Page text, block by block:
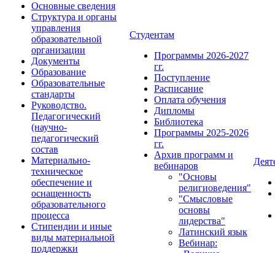
Основные сведения
Структура и органы
управления
образовательной
организации
Документы
Образование
Образовательные
стандарты
Руководство.
Педагогический
(научно-
педагогический
состав
Материально-
техническое
обеспечение и
оснащенность
образовательного
процесса
Стипендии и иные
виды материальной
поддержки
Студентам
Программы 2026-2027
гг.
Поступление
Расписание
Оплата обучения
Дипломы
Библиотека
Программы 2025-2026
гг.
Архив программ и
вебинаров
"Основы
религиоведения"
"Смысловые
основы
лидерства"
Латинский язык
Вебинар: